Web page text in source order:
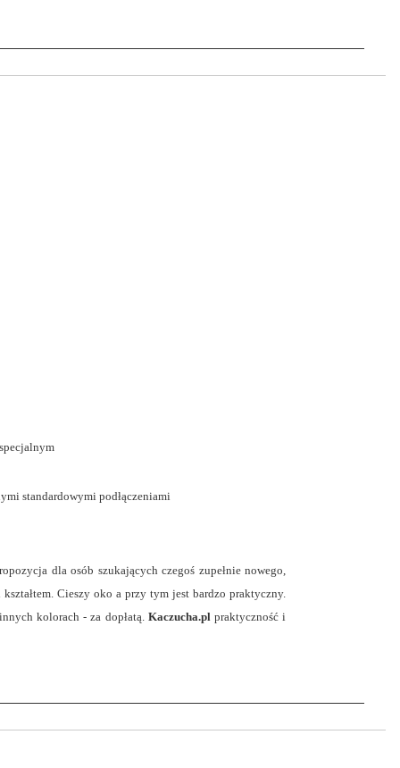
standardowymi podłączeniami
dla osób szukających czegoś zupełnie nowego,
Cieszy oko a przy tym jest bardzo praktyczny.
kolorach - za dopłatą. Kaczucha.plpraktyczność i